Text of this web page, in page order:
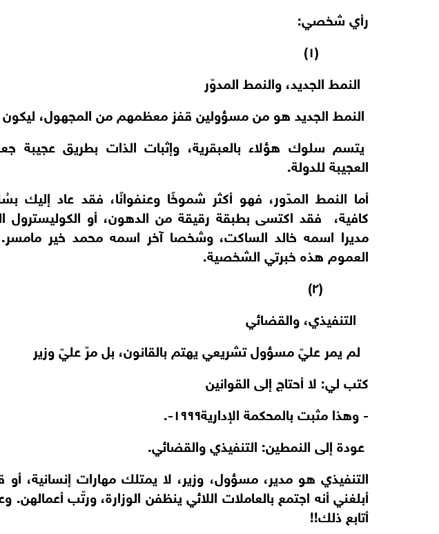
رأي شخصي:
(١)
النمط الجديد، والنمط المدوّر
النمط الجديد هو من مسؤولين قفز معظمهم من المجهول، ليكون
يتسم سلوك هؤلاء بالعبقرية، وإثبات الذات بطريق عجيبة
العجيبة للدولة.
أما النمط المدّور، فهو أكثر شموخًا وعنفوانًا، فقد عاد إليك
كافية، فقد اكتسى بطبقة رقيقة من الدهون، أو الكوليسترول
مديرا اسمه خالد الساكت، وشخصا آخر اسمه محمد خير
العموم هذه خبرتي الشخصية.
(٢)
التنفيذي، والقضائي
لم يمر عليّ مسؤول تشريعي يهتم بالقانون، بل مرّ عليّ وزير
كتب لي: لا أحتاج إلى القوانين
- وهذا مثبت بالمحكمة الإدارية١٩٩٩-.
عودة إلى النمطين: التنفيذي والقضائي.
التنفيذي هو مدير، مسؤول، وزير، لا يمتلك مهارات إنسانية،
أبلغني أنه اجتمع بالعاملات اللائي ينظفن الوزارة، ورتّب أعمالهن.
أتابع ذلك!!